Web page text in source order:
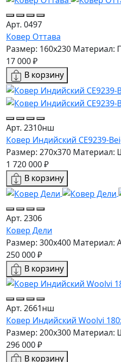
Арт. 0497
Ковер Оттава
Размер: 160х230 Материал:
17 000 ₽
В корзину
Арт. 2310нш
Ковер Индийский CE9239-
Размер: 270x370 Материал:
1 720 000 ₽
В корзину
Арт. 2306
Ковер Дели
Размер: 300x400 Материал:
250 000 ₽
В корзину
Арт. 2661нш
Ковер Индийский Woolvi
Размер: 200x300 Материал:
296 000 ₽
В корзину